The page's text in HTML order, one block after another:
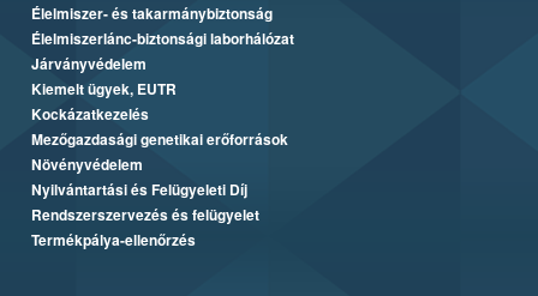
Élelmiszer- és takarmánybiztonság
Élelmiszerlánc-biztonsági laborhálózat
Járványvédelem
Kiemelt ügyek, EUTR
Kockázatkezelés
Mezőgazdasági genetikai erőforrások
Növényvédelem
Nyilvántartási és Felügyeleti Díj
Rendszerszervezés és felügyelet
Termékpálya-ellenőrzés